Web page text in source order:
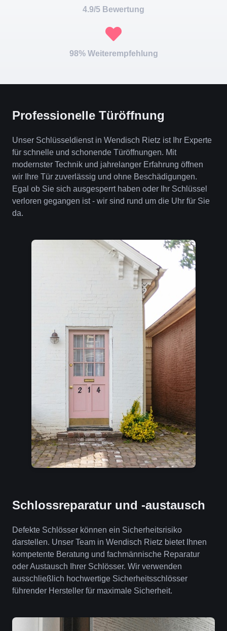
4.9/5 Bewertung
98% Weiterempfehlung
Professionelle Türöffnung
Unser Schlüsseldienst in Wendisch Rietz ist Ihr Experte
für schnelle und schonende Türöffnungen. Mit
modernster Technik und jahrelanger Erfahrung öffnen
wir Ihre Tür zuverlässig und ohne Beschädigungen.
Egal ob Sie sich ausgesperrt haben oder Ihr Schlüssel
verloren gegangen ist - wir sind rund um die Uhr für Sie
da.
Schlossreparatur und -austausch
Defekte Schlösser können ein Sicherheitsrisiko
darstellen. Unser Team in Wendisch Rietz bietet Ihnen
kompetente Beratung und fachmännische Reparatur
oder Austausch Ihrer Schlösser. Wir verwenden
ausschließlich hochwertige Sicherheitsschlösser
führender Hersteller für maximale Sicherheit.